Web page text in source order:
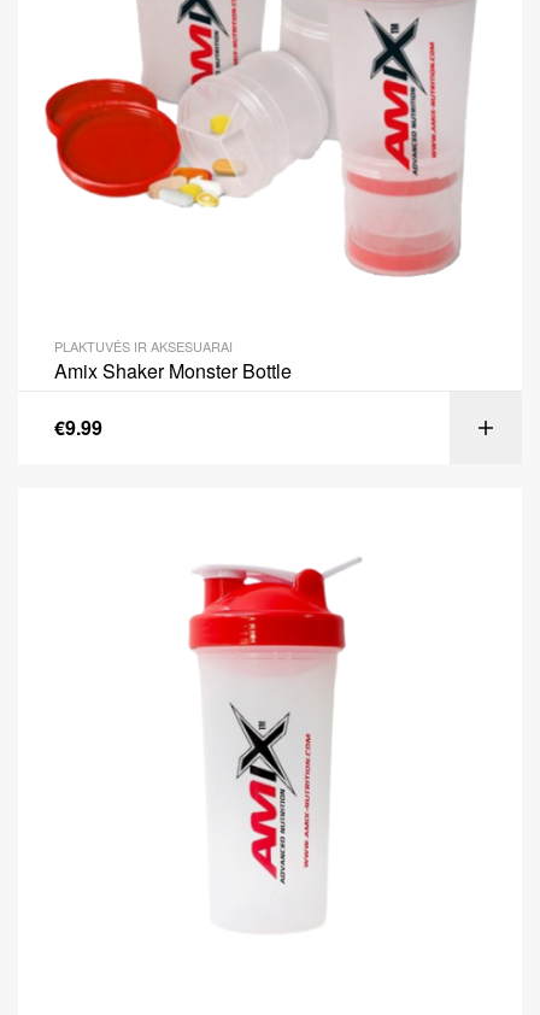
PLAKTUVĖS IR AKSESUARAI
Amix Shaker Monster Bottle
€9.99